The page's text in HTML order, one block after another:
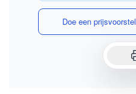
Doe een prijsvoorstel